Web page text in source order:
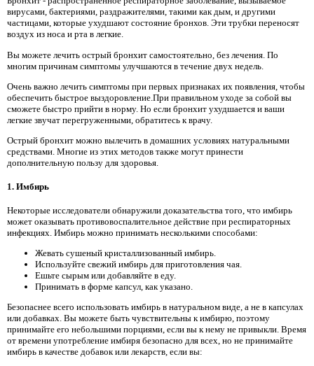
вирусами, бактериями, раздражителями, такими как дым, и другими
частицами, которые ухудшают состояние бронхов. Эти трубки переносят
воздух из носа и рта в легкие.
Вы можете лечить острый бронхит самостоятельно, без лечения. По
многим причинам симптомы улучшаются в течение двух недель.
Очень важно лечить симптомы при первых признаках их появления, чтобы
обеспечить быстрое выздоровление.При правильном уходе за собой вы
сможете быстро прийти в норму. Но если бронхит ухудшается и ваши
легкие звучат перегруженными, обратитесь к врачу.
Острый бронхит можно вылечить в домашних условиях натуральными
средствами. Многие из этих методов также могут принести
дополнительную пользу для здоровья.
1. Имбирь
Некоторые исследователи обнаружили доказательства того, что имбирь
может оказывать противовоспалительное действие при респираторных
инфекциях. Имбирь можно принимать несколькими способами:
Жевать сушеный кристаллизованный имбирь.
Используйте свежий имбирь для приготовления чая.
Ешьте сырым или добавляйте в еду.
Принимать в форме капсул, как указано.
Безопаснее всего использовать имбирь в натуральном виде, а не в капсулах
или добавках. Вы можете быть чувствительны к имбирю, поэтому
принимайте его небольшими порциями, если вы к нему не привыкли. Время
от времени употребление имбиря безопасно для всех, но не принимайте
имбирь в качестве добавок или лекарств, если вы: